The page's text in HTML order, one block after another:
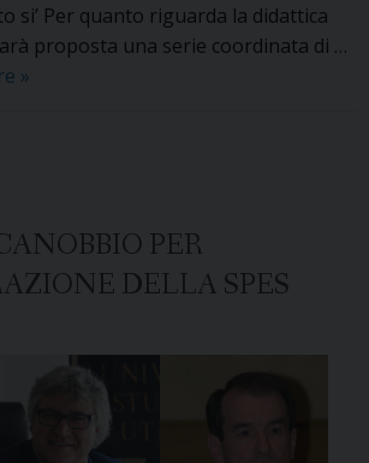
si’ Per quanto riguarda la didattica
proposta una serie coordinata di …
La
e
laboratori,
2020-
2021
»
PER
DELLA SPES